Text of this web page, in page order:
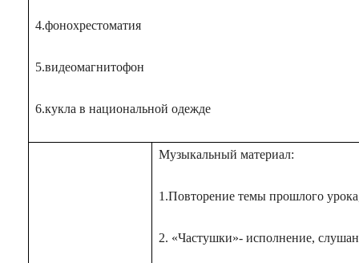
4.фонохрестоматия
5.видеомагнитофон
6.кукла в национальной одежде
Музыкальный материал:
1.Повторение темы прошлого
2. «Частушки»- исполнение,